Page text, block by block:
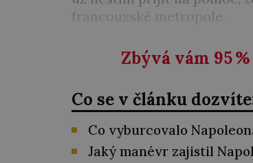
francouzské metropole.
Zbývá vám 95%
Co se v článku
Co vyburcovalo
Jaký manévr zajistil